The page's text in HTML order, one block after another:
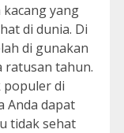
yang
di dunia. Di
di gunakan
ratusan tahun.
populer di
Anda dapat
tidak sehat